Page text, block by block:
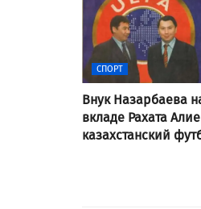
СПОРТ
Внук Назарбаева
вкладе Рахата
казахстанский